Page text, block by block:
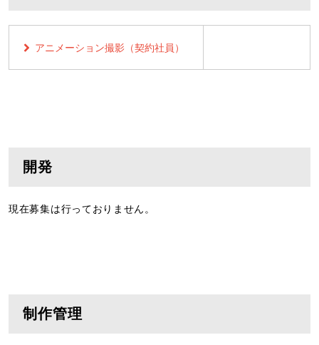
アニメーション撮影（契約社員）
開発
現在募集は行っておりません。
制作管理